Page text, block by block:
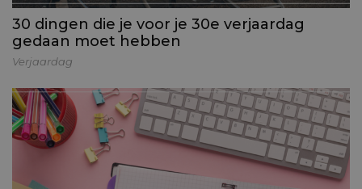
30 dingen die je voor je 30e verjaardag
gedaan moet hebben
Verjaardag